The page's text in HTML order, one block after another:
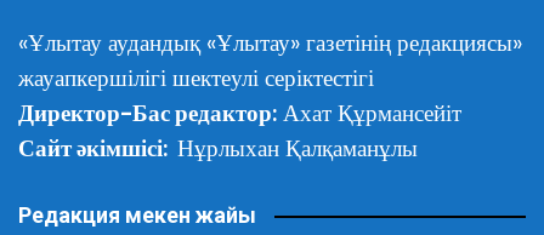
«Ұлытау аудандық «Ұлытау» газетінің редакциясы»
жауапкершілігі шектеулі серіктестігі
Директор-Бас редактор: Ахат Құрмансейіт
Сайт әкімшісі: Нұрлыхан Қалқаманұлы
Редакция мекен жайы